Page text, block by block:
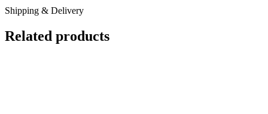
Shipping & Delivery
Related products